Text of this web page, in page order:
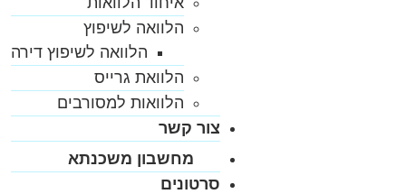
הלוואה לשיפוץ
הלוואה לשיפוץ דירה
הלוואת גרייס
הלוואות למסורבים
צור קשר
מחשבון משכנתא
סרטונים